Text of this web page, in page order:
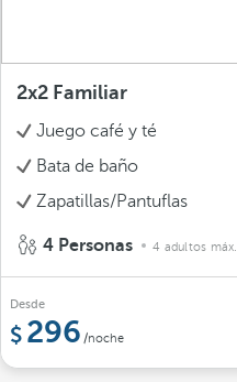
2x2 Familiar
Juego café y té
Bata de baño
Zapatillas/Pantuflas
4 Personas 4 adultos máx.
Desde
296 /noche